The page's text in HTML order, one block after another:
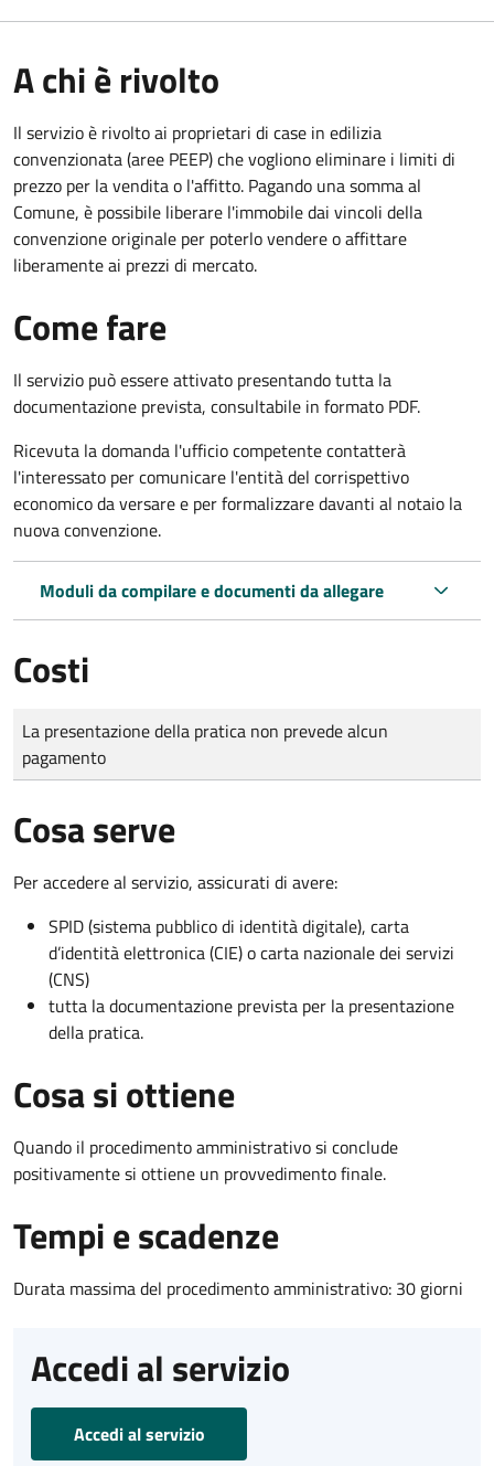
A chi è rivolto
Il servizio è rivolto ai proprietari di case in edilizia
convenzionata (aree PEEP) che vogliono eliminare i limiti di
prezzo per la vendita o l'affitto. Pagando una somma al
Comune, è possibile liberare l'immobile dai vincoli della
convenzione originale per poterlo vendere o affittare
liberamente ai prezzi di mercato.
Come fare
Il servizio può essere attivato presentando tutta la
documentazione prevista, consultabile in formato PDF.
Ricevuta la domanda l'ufficio competente contatterà
l'interessato per comunicare l'entità del corrispettivo
economico da versare e per formalizzare davanti al notaio la
nuova convenzione.
Moduli da compilare e documenti da allegare
Costi
Tipo di pagamento
Importo
La presentazione della pratica non prevede alcun
pagamento
Cosa serve
Per accedere al servizio, assicurati di avere:
SPID (sistema pubblico di identità digitale), carta
d’identità elettronica (CIE) o carta nazionale dei servizi
(CNS)
tutta la documentazione prevista per la presentazione
della pratica.
Cosa si ottiene
Quando il procedimento amministrativo si conclude
positivamente si ottiene un provvedimento finale.
Tempi e scadenze
Durata massima del procedimento amministrativo: 30 giorni
Accedi al servizio
Accedi al servizio